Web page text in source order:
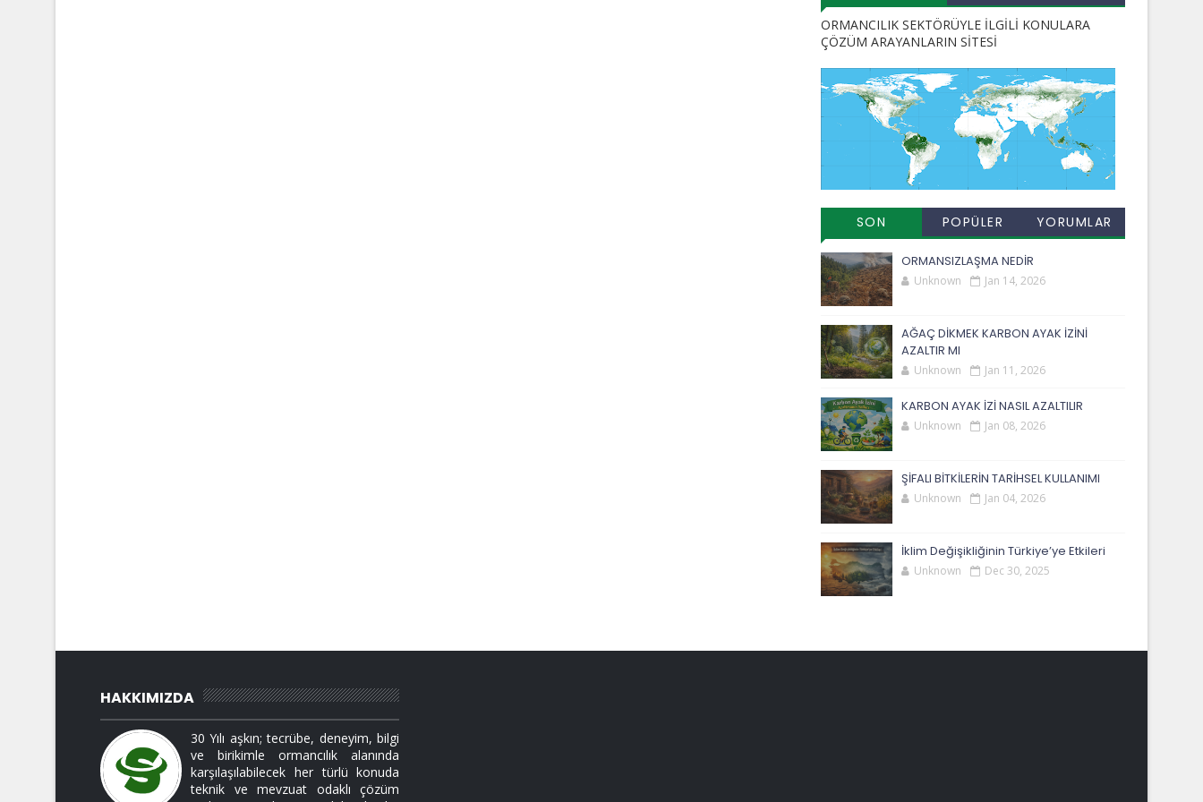
ORMANCILIK SEKTÖRÜYLE İLGİLİ KONULARA
ÇÖZÜM ARAYANLARIN SİTESİ
SON
EKLENENLER
POPÜLER
YORUMLAR
ORMANSIZLAŞMA NEDİR
Unknown Jan 14, 2026
AĞAÇ DİKMEK KARBON AYAK İZİNİ
AZALTIR MI
Unknown Jan 11, 2026
KARBON AYAK İZİ NASIL AZALTILIR
Unknown Jan 08, 2026
ŞİFALI BİTKİLERİN TARİHSEL KULLANIMI
Unknown Jan 04, 2026
İklim Değişikliğinin Türkiye’ye Etkileri
Unknown Dec 30, 2025
HAKKIMIZDA
30 Yılı aşkın; tecrübe, deneyim, bilgi
ve birikimle ormancılık alanında
karşılaşılabilecek her türlü konuda
teknik ve mevzuat odaklı çözüm